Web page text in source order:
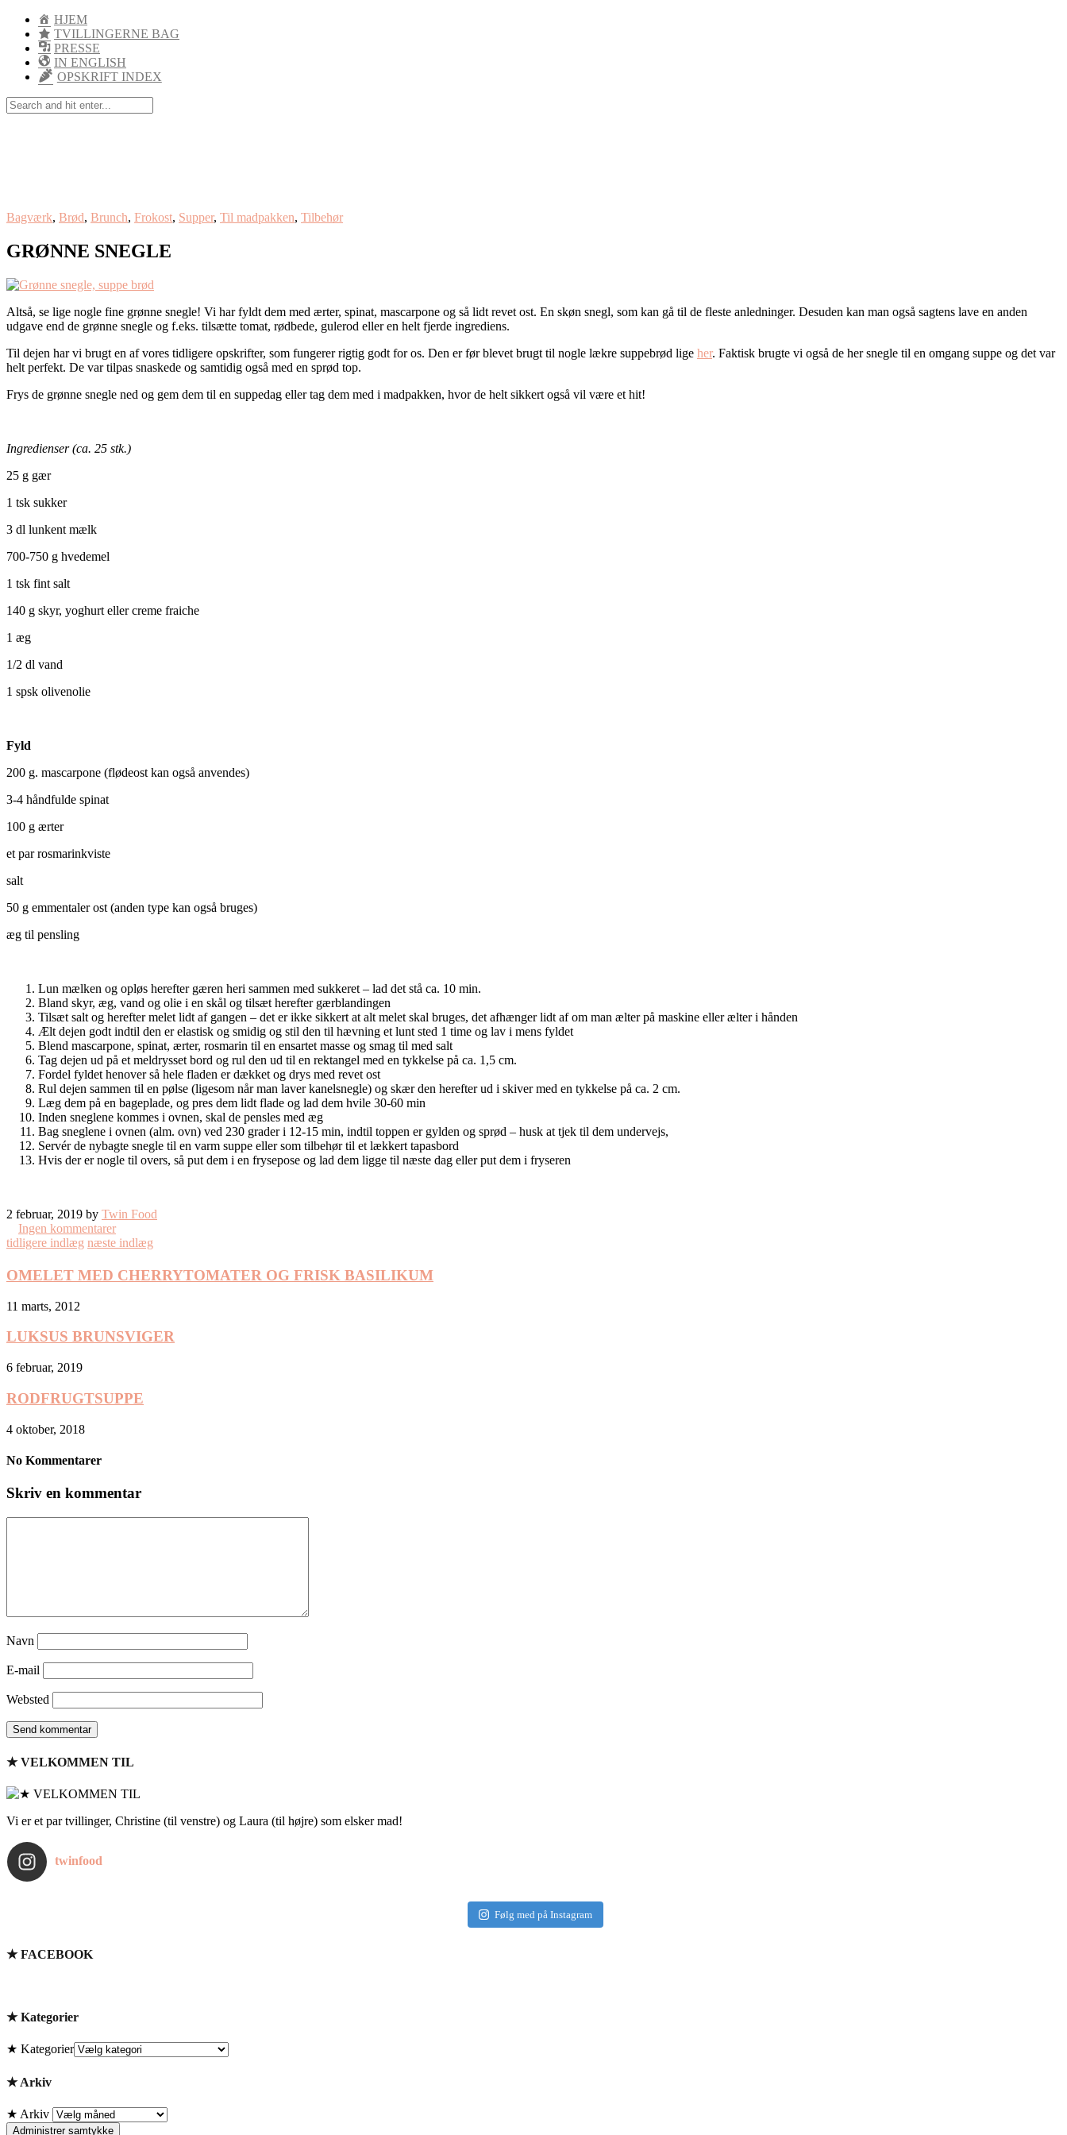
HJEM
TVILLINGERNE BAG
PRESSE
IN ENGLISH
OPSKRIFT INDEX
Bagværk, Brød, Brunch, Frokost, Supper, Til madpakken, Tilbehør
GRØNNE SNEGLE
Altså, se lige nogle fine grønne snegle! Vi har fyldt dem med ærter, spinat, mascarpone og så lidt revet ost. En skøn snegl, som kan gå til de fleste anledninger. Desuden kan man også sagtens lave en anden
udgave end de grønne snegle og f.eks. tilsætte tomat, rødbede, gulerod eller en helt fjerde ingrediens.
Til dejen har vi brugt en af vores tidligere opskrifter, som fungerer rigtig godt for os. Den er før blevet brugt til nogle lækre suppebrød lige her. Faktisk brugte vi også de her snegle til en omgang suppe og det var
helt perfekt. De var tilpas snaskede og samtidig også med en sprød top.
Frys de grønne snegle ned og gem dem til en suppedag eller tag dem med i madpakken, hvor de helt sikkert også vil være et hit!
Ingredienser (ca. 25 stk.)
25 g gær
1 tsk sukker
3 dl lunkent mælk
700-750 g hvedemel
1 tsk fint salt
140 g skyr, yoghurt eller creme fraiche
1 æg
1/2 dl vand
1 spsk olivenolie
Fyld
200 g. mascarpone (flødeost kan også anvendes)
3-4 håndfulde spinat
100 g ærter
et par rosmarinkviste
salt
50 g emmentaler ost (anden type kan også bruges)
æg til pensling
Lun mælken og opløs herefter gæren heri sammen med sukkeret – lad det stå ca. 10 min.
Bland skyr, æg, vand og olie i en skål og tilsæt herefter gærblandingen
Tilsæt salt og herefter melet lidt af gangen – det er ikke sikkert at alt melet skal bruges, det afhænger lidt af om man ælter på maskine eller ælter i hånden
Ælt dejen godt indtil den er elastisk og smidig og stil den til hævning et lunt sted 1 time og lav i mens fyldet
Blend mascarpone, spinat, ærter, rosmarin til en ensartet masse og smag til med salt
Tag dejen ud på et meldrysset bord og rul den ud til en rektangel med en tykkelse på ca. 1,5 cm.
Fordel fyldet henover så hele fladen er dækket og drys med revet ost
Rul dejen sammen til en pølse (ligesom når man laver kanelsnegle) og skær den herefter ud i skiver med en tykkelse på ca. 2 cm.
Læg dem på en bageplade, og pres dem lidt flade og lad dem hvile 30-60 min
Inden sneglene kommes i ovnen, skal de pensles med æg
Bag sneglene i ovnen (alm. ovn) ved 230 grader i 12-15 min, indtil toppen er gylden og sprød – husk at tjek til dem undervejs,
Servér de nybagte snegle til en varm suppe eller som tilbehør til et lækkert tapasbord
Hvis der er nogle til overs, så put dem i en frysepose og lad dem ligge til næste dag eller put dem i fryseren
2 februar, 2019 by Twin Food
Ingen kommentarer
tidligere indlæg næste indlæg
OMELET MED CHERRYTOMATER OG FRISK BASILIKUM
11 marts, 2012
LUKSUS BRUNSVIGER
6 februar, 2019
RODFRUGTSUPPE
4 oktober, 2018
No Kommentarer
Skriv en kommentar
Navn
E-mail
Websted
★ VELKOMMEN TIL
Vi er et par tvillinger, Christine (til venstre) og Laura (til højre) som elsker mad!
twinfood
Følg med på Instagram
★ FACEBOOK
★ Kategorier
★ Kategorier
★ Arkiv
★ Arkiv
Administrer samtykke